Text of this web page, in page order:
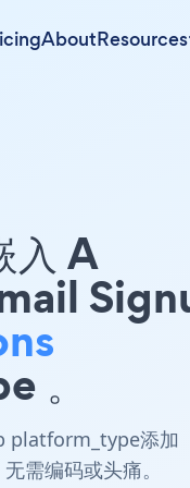
AboutResources
入 A
。
platform_type添加
需编码或头痛。